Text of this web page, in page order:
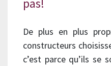
pas!
De plus en plus
constructeurs
c’est parce qu’ils se